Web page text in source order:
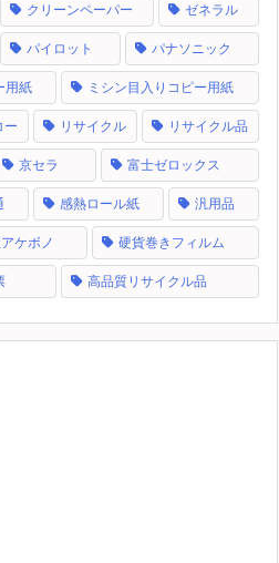
クリーンペーパー ゼネラル
パイロット パナソニック
用紙 ミシン目入りコピー用紙
ー リサイクル リサイクル品
京セラ 富士ゼロックス
感熱ロール紙 汎用品
ケボノ 硬貨巻きフィルム
高品質リサイクル品